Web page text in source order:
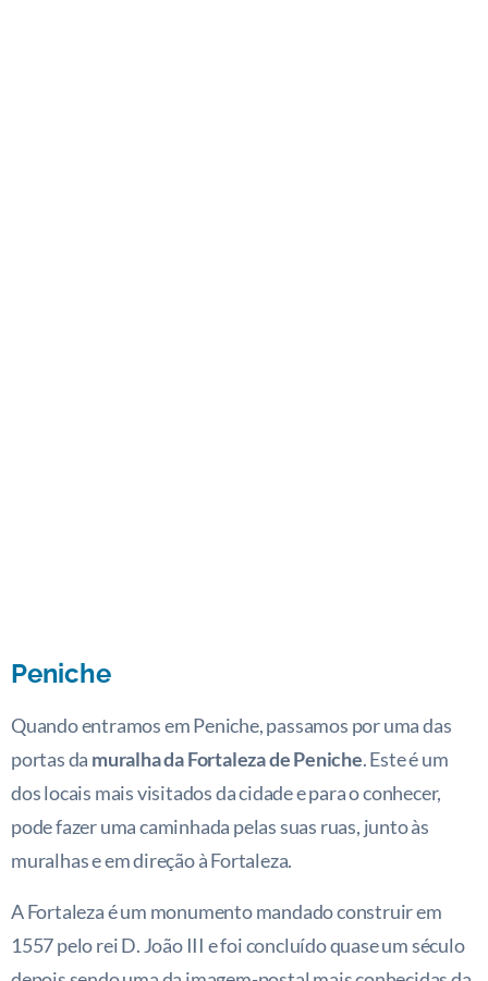
Peniche
Quando entramos em Peniche, passamos por uma das
portas da muralha da Fortaleza dePeniche. Este é um
dos locais mais visitados da cidade e para o conhecer,
pode fazer uma caminhada pelas suas ruas, junto às
muralhas e em direção à Fortaleza.
A Fortaleza é um monumento mandado construir em
1557 pelo rei D. João III e foi concluído quase um século